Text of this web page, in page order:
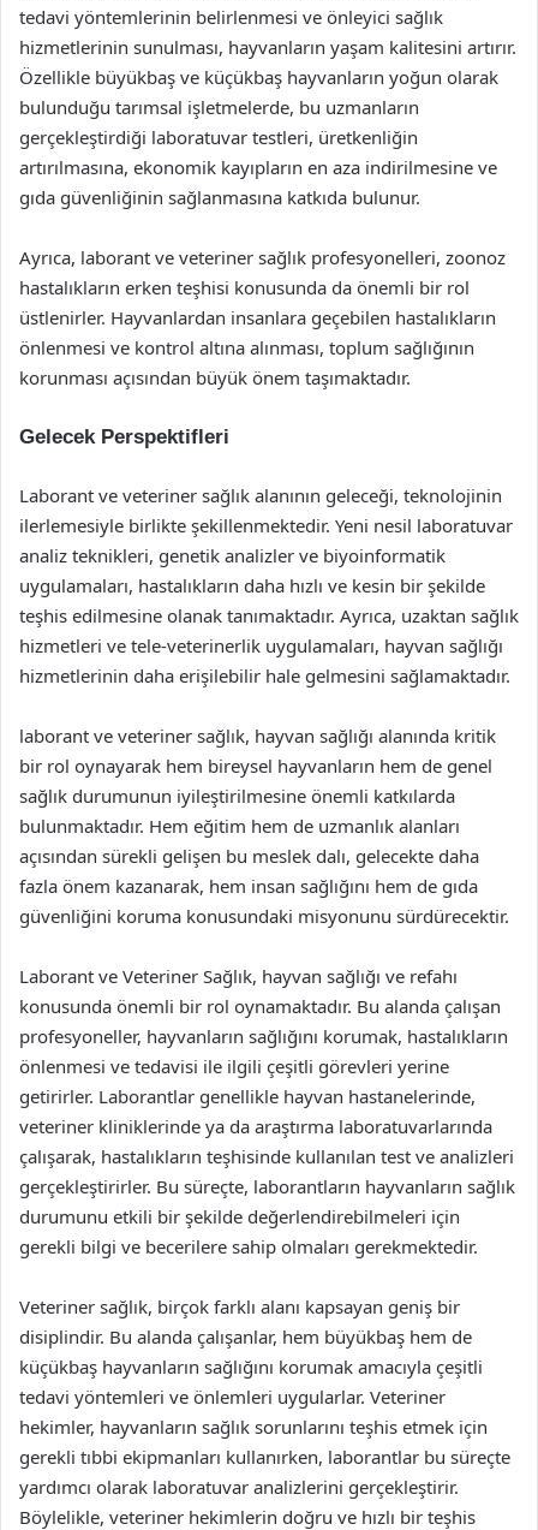
tedavi yöntemlerinin belirlenmesi ve önleyici sağlık
hizmetlerinin sunulması, hayvanların yaşam kalitesini artırır.
Özellikle büyükbaş ve küçükbaş hayvanların yoğun olarak
bulunduğu tarımsal işletmelerde, bu uzmanların
gerçekleştirdiği laboratuvar testleri, üretkenliğin
artırılmasına, ekonomik kayıpların en aza indirilmesine ve
gıda güvenliğinin sağlanmasına katkıda bulunur.
Ayrıca, laborant ve veteriner sağlık profesyonelleri, zoonoz
hastalıkların erken teşhisi konusunda da önemli bir rol
üstlenirler. Hayvanlardan insanlara geçebilen hastalıkların
önlenmesi ve kontrol altına alınması, toplum sağlığının
korunması açısından büyük önem taşımaktadır.
Gelecek Perspektifleri
Laborant ve veteriner sağlık alanının geleceği, teknolojinin
ilerlemesiyle birlikte şekillenmektedir. Yeni nesil laboratuvar
analiz teknikleri, genetik analizler ve biyoinformatik
uygulamaları, hastalıkların daha hızlı ve kesin bir şekilde
teşhis edilmesine olanak tanımaktadır. Ayrıca, uzaktan sağlık
hizmetleri ve tele-veterinerlik uygulamaları, hayvan sağlığı
hizmetlerinin daha erişilebilir hale gelmesini sağlamaktadır.
laborant ve veteriner sağlık, hayvan sağlığı alanında kritik
bir rol oynayarak hem bireysel hayvanların hem de genel
sağlık durumunun iyileştirilmesine önemli katkılarda
bulunmaktadır. Hem eğitim hem de uzmanlık alanları
açısından sürekli gelişen bu meslek dalı, gelecekte daha
fazla önem kazanarak, hem insan sağlığını hem de gıda
güvenliğini koruma konusundaki misyonunu sürdürecektir.
Laborant ve Veteriner Sağlık, hayvan sağlığı ve refahı
konusunda önemli bir rol oynamaktadır. Bu alanda çalışan
profesyoneller, hayvanların sağlığını korumak, hastalıkların
önlenmesi ve tedavisi ile ilgili çeşitli görevleri yerine
getirirler. Laborantlar genellikle hayvan hastanelerinde,
veteriner kliniklerinde ya da araştırma laboratuvarlarında
çalışarak, hastalıkların teşhisinde kullanılan test ve analizleri
gerçekleştirirler. Bu süreçte, laborantların hayvanların sağlık
durumunu etkili bir şekilde değerlendirebilmeleri için
gerekli bilgi ve becerilere sahip olmaları gerekmektedir.
Veteriner sağlık, birçok farklı alanı kapsayan geniş bir
disiplindir. Bu alanda çalışanlar, hem büyükbaş hem de
küçükbaş hayvanların sağlığını korumak amacıyla çeşitli
tedavi yöntemleri ve önlemleri uygularlar. Veteriner
hekimler, hayvanların sağlık sorunlarını teşhis etmek için
gerekli tıbbi ekipmanları kullanırken, laborantlar bu süreçte
yardımcı olarak laboratuvar analizlerini gerçekleştirir.
Böylelikle, veteriner hekimlerin doğru ve hızlı bir teşhis